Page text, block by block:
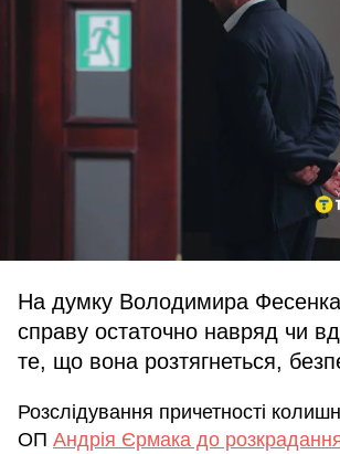
На думку Володимира
справу остаточно навряд чи
те, що вона розтягнеться,
Розслідування причетності
ОП Андрія Єрмака до